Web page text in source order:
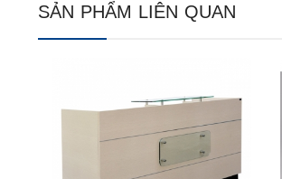
SẢN PHẨM LIÊN QUAN